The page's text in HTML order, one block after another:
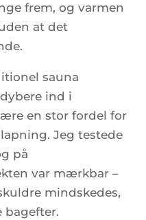
frem, og varmen
at det
sauna
ind i
en stor fordel for
Jeg testede
på
var mærkbar –
mindskedes,
bagefter.